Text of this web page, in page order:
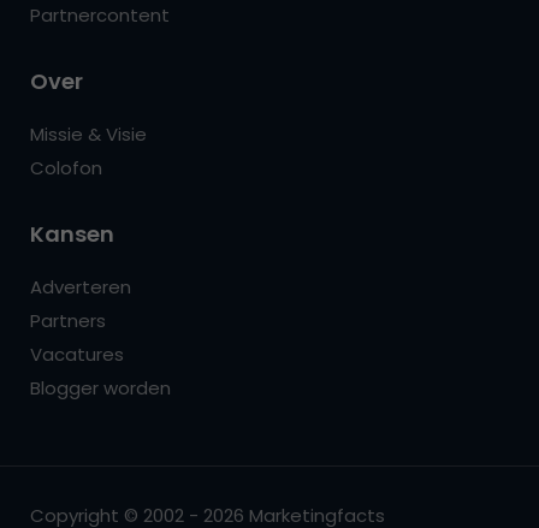
Partnercontent
Over
Missie & Visie
Colofon
Kansen
Adverteren
Partners
Vacatures
Blogger worden
Copyright © 2002 - 2026 Marketingfacts